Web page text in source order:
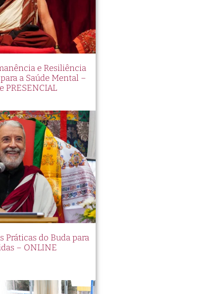
e Resiliência
a Saúde Mental –
PRESENCIAL
Práticas do Buda para
– ONLINE